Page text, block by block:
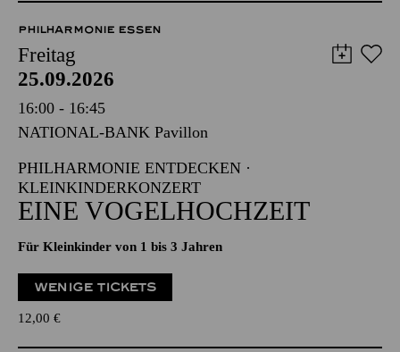
PHILHARMONIE ESSEN
Freitag
25.09.2026
16:00 - 16:45
NATIONAL-BANK Pavillon
PHILHARMONIE ENTDECKEN ·
KLEINKINDERKONZERT
EINE VOGELHOCHZEIT
Für Kleinkinder von 1 bis 3 Jahren
WENIGE TICKETS
12,00 €